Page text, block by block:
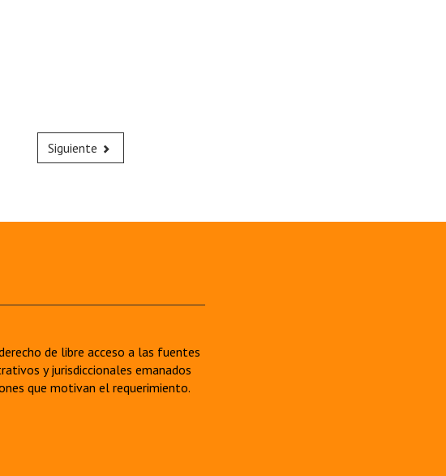
Siguiente
de libre acceso a las fuentes
y jurisdiccionales emanados
que motivan el requerimiento.